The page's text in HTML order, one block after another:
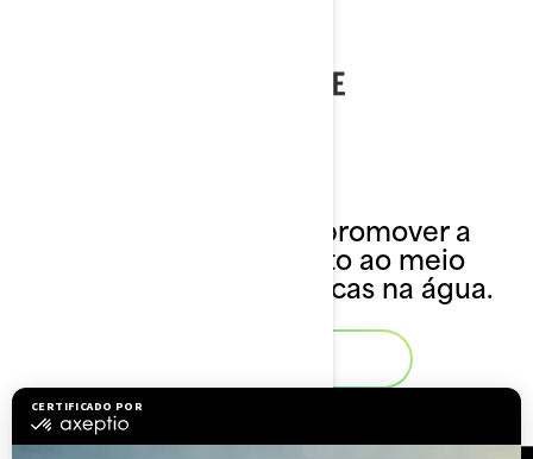
Um programa para promover a
segurança, o respeito ao meio
ambiente e boas práticas na água.